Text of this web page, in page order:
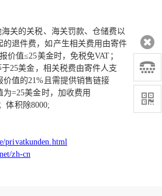
关的关税、海关罚款、仓储费以
的退件费，如产生相关费用由寄件
价值≤25美金时，免税免VAT；
25美金，相关税费由寄件人支
值的21%且需提供销售链接
为=25美金时，加收费用
体积除8000;
privatkunden.html
zh-cn